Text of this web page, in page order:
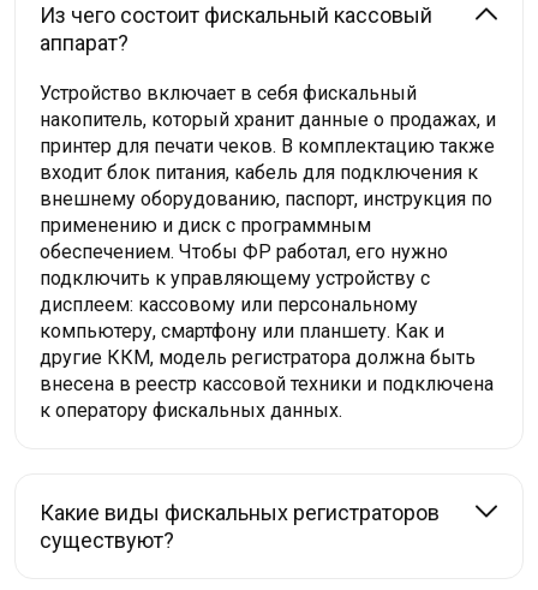
Из чего состоит фискальный кассовый
аппарат?
Устройство включает в себя фискальный
накопитель, который хранит данные о продажах, и
принтер для печати чеков. В комплектацию также
входит блок питания, кабель для подключения к
внешнему оборудованию, паспорт, инструкция по
применению и диск с программным
обеспечением. Чтобы ФР работал, его нужно
подключить к управляющему устройству с
дисплеем: кассовому или персональному
компьютеру, смартфону или планшету. Как и
другие ККМ, модель регистратора должна быть
внесена в реестр кассовой техники и подключена
к оператору фискальных данных.
Какие виды фискальных регистраторов
существуют?